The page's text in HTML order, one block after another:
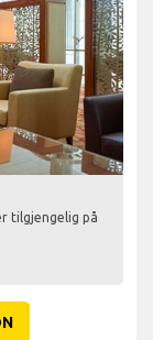
tilgjengelig på